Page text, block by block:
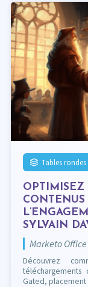
Tables rondes
OPTIMISEZ
SYLVAIN
Marketo
Découvrez
téléchargements
Gated,